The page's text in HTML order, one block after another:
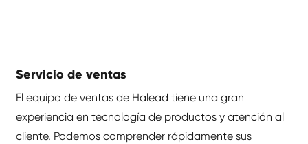
Servicio de ventas
El equipo de ventas de Halead tiene una gran
experiencia en tecnología de productos y atención al
cliente. Podemos comprender rápidamente sus